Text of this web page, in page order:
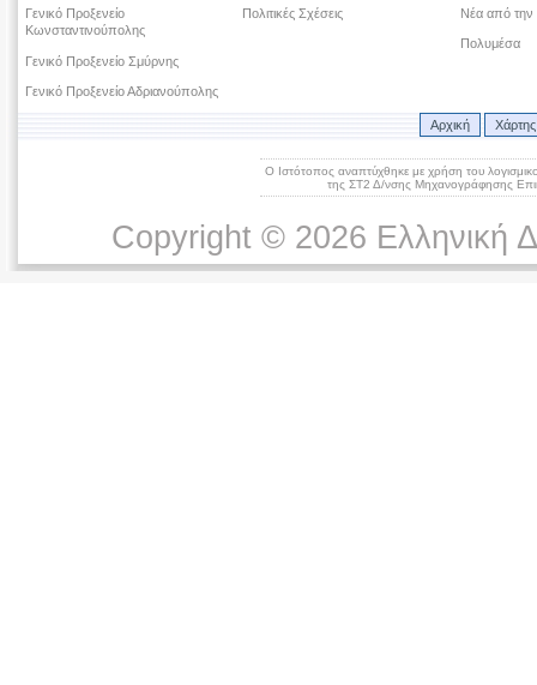
Γενικό Προξενείο
Κωνσταντινούπολης
Γενικό Προξενείο Σμύρνης
Γενικό Προξενείο Αδριανούπολης
Πολιτικές Σχέσεις Νέα από την
Πολυμέσα
Αρχική
Ο Ιστότοπος αναπτύχθηκε με χρήση του
της ΣΤ2 Δ/νσης Μηχανογράφησης
Copyright © 2026 Ελληνική